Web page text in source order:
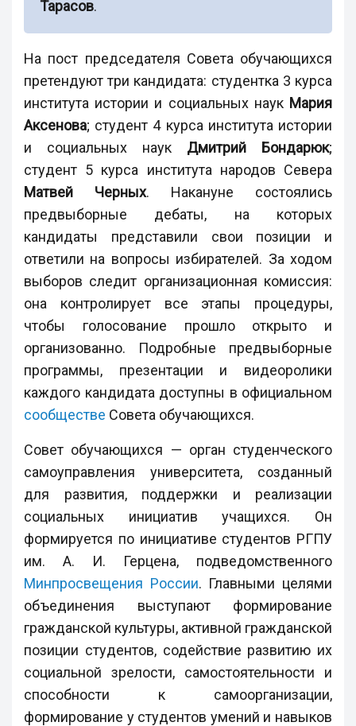
Тарасов.
На пост председателя Совета обучающихся
претендуют три кандидата: студентка 3 курса
института истории и социальных наук Мария
Аксенова; студент 4 курса института истории
и социальных наук Дмитрий Бондарюк;
студент 5 курса института народов Севера
Матвей Черных. Накануне состоялись
предвыборные дебаты, на которых
кандидаты представили свои позиции и
ответили на вопросы избирателей. За ходом
выборов следит организационная комиссия:
она контролирует все этапы процедуры,
чтобы голосование прошло открыто и
организованно. Подробные предвыборные
программы, презентации и видеоролики
каждого кандидата доступны в официальном
сообществе Совета обучающихся.
Совет обучающихся — орган студенческого
самоуправления университета, созданный
для развития, поддержки и реализации
социальных инициатив учащихся. Он
формируется по инициативе студентов РГПУ
им. А. И. Герцена, подведомственного
Минпросвещения России. Главными целями
объединения выступают формирование
гражданской культуры, активной гражданской
позиции студентов, содействие развитию их
социальной зрелости, самостоятельности и
способности к самоорганизации,
формирование у студентов умений и навыков